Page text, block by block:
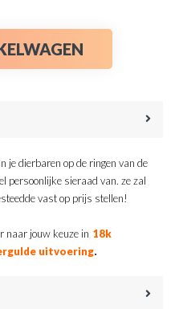
je dierbaren op de ringen van de
persoonlijke sieraad van. ze zal
vast op prijs stellen!
naar jouw keuze in 18k
uitvoering.